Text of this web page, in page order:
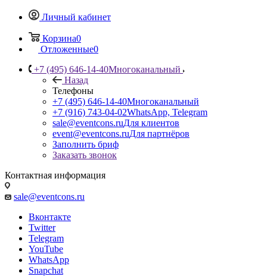
Личный кабинет
Корзина0
Отложенные0
+7 (495) 646-14-40Многоканальный
Назад
Телефоны
+7 (495) 646-14-40Многоканальный
+7 (916) 743-04-02WhatsApp, Telegram
sale@eventcons.ruДля клиентов
event@eventcons.ruДля партнёров
Заполнить бриф
Заказать звонок
Контактная информация
sale@eventcons.ru
Вконтакте
Twitter
Telegram
YouTube
WhatsApp
Snapchat